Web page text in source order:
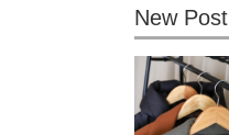
New Post